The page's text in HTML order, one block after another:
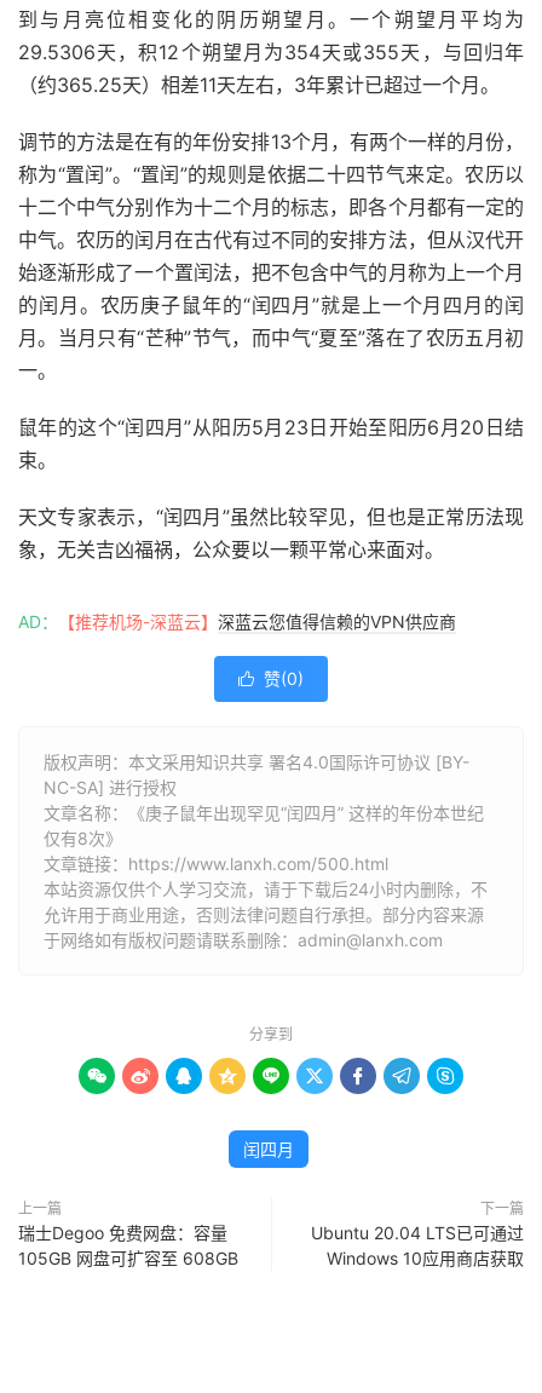
到与月亮位相变化的阴历朔望月。一个朔望月平均为
29.5306天，积12个朔望月为354天或355天，与回归年
（约365.25天）相差11天左右，3年累计已超过一个月。
调节的方法是在有的年份安排13个月，有两个一样的月份，
称为“置闰”。“置闰”的规则是依据二十四节气来定。农历以
十二个中气分别作为十二个月的标志，即各个月都有一定的
中气。农历的闰月在古代有过不同的安排方法，但从汉代开
始逐渐形成了一个置闰法，把不包含中气的月称为上一个月
的闰月。农历庚子鼠年的“闰四月”就是上一个月四月的闰
月。当月只有“芒种”节气，而中气“夏至”落在了农历五月初
一。
鼠年的这个“闰四月”从阳历5月23日开始至阳历6月20日结
束。
天文专家表示，“闰四月”虽然比较罕见，但也是正常历法现
象，无关吉凶福祸，公众要以一颗平常心来面对。
AD： 【推荐机场-深蓝云】 深蓝云您值得信赖的VPN供应商
 赞(0)
版权声明：本文采用知识共享 署名4.0国际许可协议 [BY-
NC-SA] 进行授权
文章名称：《庚子鼠年出现罕见“闰四月” 这样的年份本世纪
仅有8次》
文章链接： https://www.lanxh.com/500.html
本站资源仅供个人学习交流，请于下载后24小时内删除，不
允许用于商业用途，否则法律问题自行承担。部分内容来源
于网络如有版权问题请联系删除：admin@lanxh.com
分享到
        
闰四月
上一篇
瑞士Degoo 免费网盘：容量
105GB 网盘可扩容至 608GB
下一篇
Ubuntu 20.04 LTS已可通过
Windows 10应用商店获取